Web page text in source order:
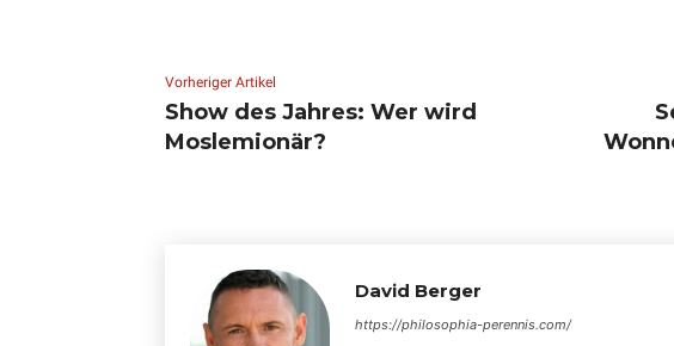
Vorheriger Artikel
Show des Jahres: Wer wird
Moslemionär?
David Berger
https://philosophia-perennis.com/